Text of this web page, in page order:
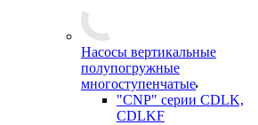
Насосы вертикальные
полупогружные
многоступенчатые
"CNP" серии CDLK,
CDLKF